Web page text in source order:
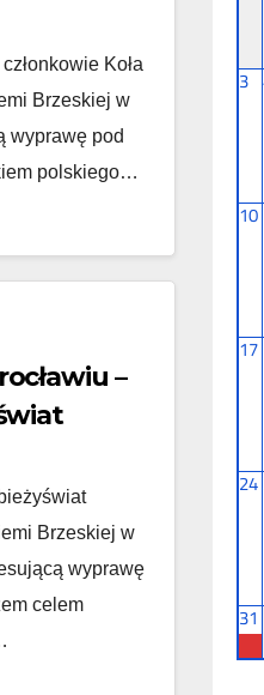
Koła
Brzeskiej w
wyprawę pod
polskiego…
–
Brzeskiej w
wyprawę
celem
3
10
17
24
31